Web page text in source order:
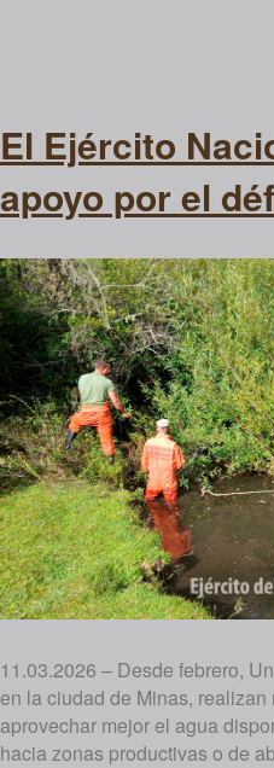
El Ejército
apoyo por el
11.03.2026 – Desde febrero,
en la ciudad de Minas,
aprovechar mejor el agua
hacia zonas productivas o de